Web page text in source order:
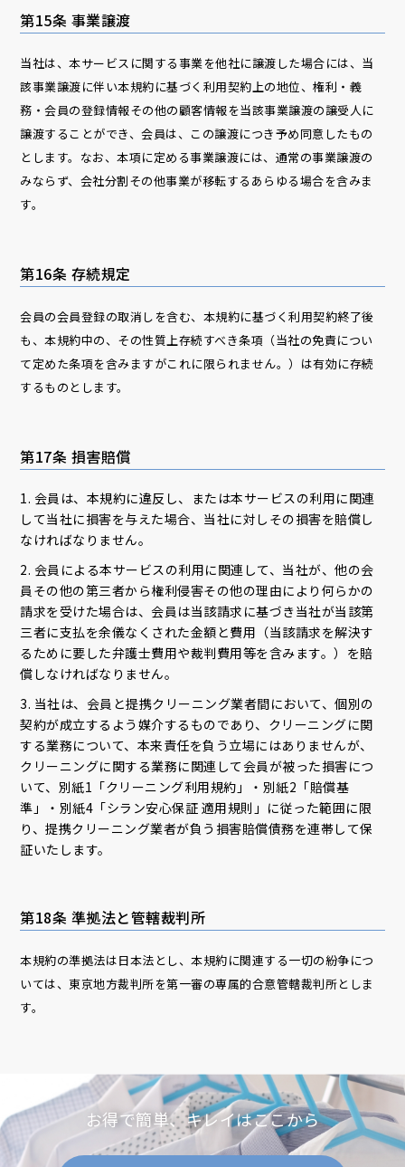
第15条 事業譲渡
当社は、本サービスに関する事業を他社に譲渡した場合には、当
該事業譲渡に伴い本規約に基づく利用契約上の地位、権利・義
務・会員の登録情報その他の顧客情報を当該事業譲渡の譲受人に
譲渡することができ、会員は、この譲渡につき予め同意したもの
とします。なお、本項に定める事業譲渡には、通常の事業譲渡の
みならず、会社分割その他事業が移転するあらゆる場合を含みま
す。
第16条 存続規定
会員の会員登録の取消しを含む、本規約に基づく利用契約終了後
も、本規約中の、その性質上存続すべき条項（当社の免責につい
て定めた条項を含みますがこれに限られません。）は有効に存続
するものとします。
第17条 損害賠償
1. 会員は、本規約に違反し、または本サービスの利用に関連
して当社に損害を与えた場合、当社に対しその損害を賠償し
なければなりません。
2. 会員による本サービスの利用に関連して、当社が、他の会
員その他の第三者から権利侵害その他の理由により何らかの
請求を受けた場合は、会員は当該請求に基づき当社が当該第
三者に支払を余儀なくされた金額と費用（当該請求を解決す
るために要した弁護士費用や裁判費用等を含みます。）を賠
償しなければなりません。
3. 当社は、会員と提携クリーニング業者間において、個別の
契約が成立するよう媒介するものであり、クリーニングに関
する業務について、本来責任を負う立場にはありませんが、
クリーニングに関する業務に関連して会員が被った損害につ
いて、別紙1「クリーニング利用規約」・別紙2「賠償基
準」・別紙4「シラン安心保証 適用規則」に従った範囲に限
り、提携クリーニング業者が負う損害賠償債務を連帯して保
証いたします。
第18条 準拠法と管轄裁判所
本規約の準拠法は日本法とし、本規約に関連する一切の紛争につ
いては、東京地方裁判所を第一審の専属的合意管轄裁判所としま
す。
お得で簡単、キレイはここから